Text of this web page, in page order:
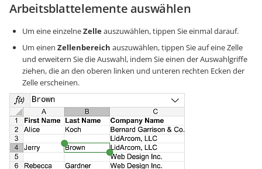
Arbeitsblattelemente auswählen
Um eine einzelneZelleauszuwählen, tippen Sie einmal darauf.
Um einen Zellenbereich auszuwählen, tippen Sie auf eine Zelle
und erweitern Sie die Auswahl, indem Sie einen der Auswahlgriffe
ziehen, die an den oberen linken und unteren rechten Ecken der
Zelle erscheinen.